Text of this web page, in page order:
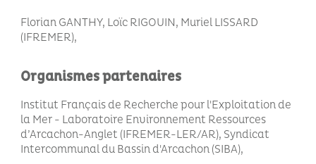
Florian GANTHY, Loïc RIGOUIN, Muriel LISSARD
(IFREMER)
Organismes partenaires
Institut Français de Recherche pour l'Exploitation de
la Mer - Laboratoire Environnement Ressources
d’Arcachon-Anglet (IFREMER-LER/AR), Syndicat
Intercommunal du Bassin d'Arcachon (SIBA)